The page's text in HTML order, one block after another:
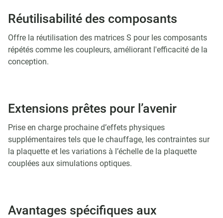
Réutilisabilité des composants
Offre la réutilisation des matrices S pour les composants
répétés comme les coupleurs, améliorant l'efficacité de la
conception.
Extensions prêtes pour l’avenir
Prise en charge prochaine d’effets physiques
supplémentaires tels que le chauffage, les contraintes sur
la plaquette et les variations à l’échelle de la plaquette
couplées aux simulations optiques.
Avantages spécifiques aux